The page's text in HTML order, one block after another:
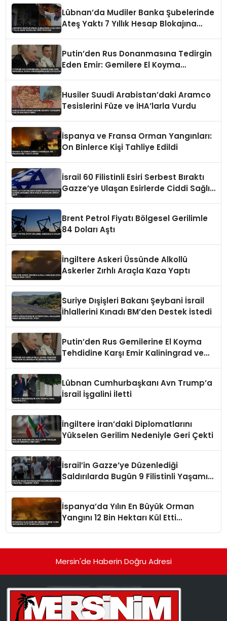
Lübnan’da Mudiler Banka Şubelerinde
Ateş Yaktı 7 Yıllık Hesap Blokajına
Putin’den Rus Donanmasına Tedirgin
Eden Emir: Gemilere El Koyma
Husiler Suudi Arabistan’daki Aramco
Tesislerini Füze ve İHA’larla Vurdu
İspanya ve Fransa Orman Yangınları:
On Binlerce Kişi Tahliye Edildi
İsrail 60 Filistinli Esiri Serbest Bıraktı
Gazze’ye Ulaşan Esirlerde Ciddi Sağlık
Brent Petrol Fiyatı Bölgesel Gerilimle
84 Doları Aştı
İngiltere Askeri Üssünde Alkollü
Askerler Zırhlı Araçla Kaza Yaptı
Suriye Dışişleri Bakanı Şeybani İsrail
İhlallerini Kınadı BM’den Destek İstedi
Putin’den Rus Gemilerine El Koyma
Tehdidine Karşı Emir Kaliningrad ve
Lübnan Cumhurbaşkanı Avn Trump’a
İsrail İşgalini İletti
İngiltere İran’daki Diplomatlarını
Yükselen Gerilim Nedeniyle Geri Çekti
İsrail’in Gazze’ye Düzenlediği
Saldırılarda Bugün 9 Filistinli Yaşamını
İspanya’da Yılın En Büyük Orman
Yangını 12 Bin Hektarı Kül Etti
Mersin'de Haberin Doğru Adresi